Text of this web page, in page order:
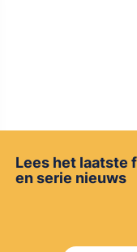
Lees het laatste
en serie nieuws